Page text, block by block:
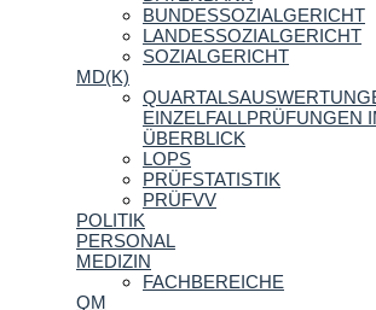
BUNDESSOZIALGERICHT
LANDESSOZIALGERICHT
SOZIALGERICHT
MD(K)
EINZELFALLPRÜFUNGEN
ÜBERBLICK
LOPS
PRÜFSTATISTIK
PRÜFVV
POLITIK
PERSONAL
MEDIZIN
FACHBEREICHE
QM